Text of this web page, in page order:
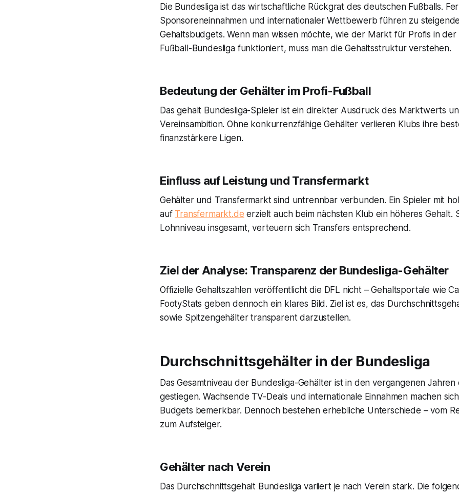
Die Bundesliga ist das wirtschaftliche Rückgrat des deutschen Fußballs.
Sponsoreneinnahmen und internationaler Wettbewerb führen zu
Gehaltsbudgets. Wenn man wissen möchte, wie der Markt für Profis in
Fußball-Bundesliga funktioniert, muss man die Gehaltsstruktur verstehen.
Bedeutung der Gehälter im Profi-Fußball
Das gehalt Bundesliga-Spieler ist ein direkter Ausdruck des Marktwerts
Vereinsambition. Ohne konkurrenzfähige Gehälter verlieren Klubs ihre
finanzstärkere Ligen.
Einfluss auf Leistung und Transfermarkt
Gehälter und Transfermarkt sind untrennbar verbunden. Ein Spieler mit
auf Transfermarkt.de erzielt auch beim nächsten Klub ein höheres Gehalt.
Lohnniveau insgesamt, verteuern sich Transfers entsprechend.
Ziel der Analyse: Transparenz der Bundesliga-Gehälter
Offizielle Gehaltszahlen veröffentlicht die DFL nicht – Gehaltsportale wie
FootyStats geben dennoch ein klares Bild. Ziel ist es, das
sowie Spitzengehälter transparent darzustellen.
Durchschnittsgehälter in der Bundesliga
Das Gesamtniveau der Bundesliga-Gehälter ist in den vergangenen Jahren
gestiegen. Wachsende TV-Deals und internationale Einnahmen machen
Budgets bemerkbar. Dennoch bestehen erhebliche Unterschiede – vom
zum Aufsteiger.
Gehälter nach Verein
Das Durchschnittsgehalt Bundesliga variiert je nach Verein stark. Die